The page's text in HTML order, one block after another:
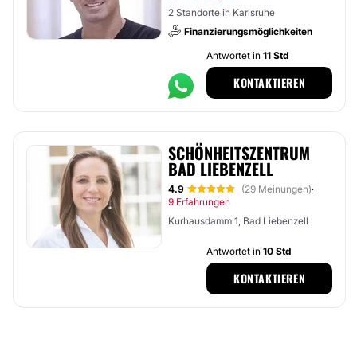
2 Standorte in Karlsruhe
Finanzierungsmöglichkeiten
Antwortet in 11 Std
KONTAKTIEREN
SCHÖNHEITSZENTRUM
BAD LIEBENZELL
4.9 (29 Meinungen)·
9 Erfahrungen
Kurhausdamm 1, Bad Liebenzell
Antwortet in 10 Std
KONTAKTIEREN